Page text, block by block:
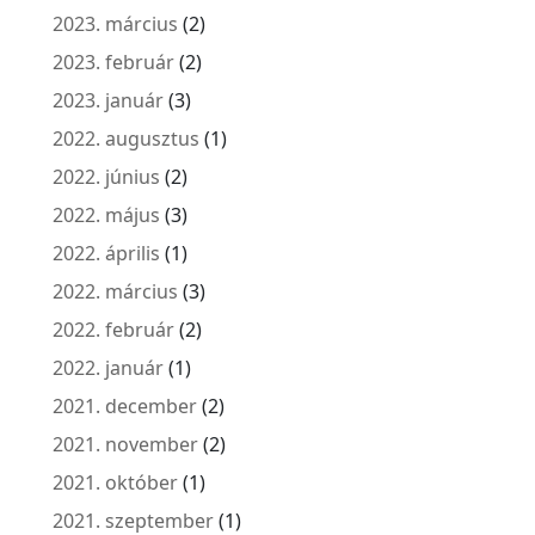
2023. március (2)
2023. február(2)
2023. január(3)
2022. augusztus (1)
2022. június (2)
2022. május (3)
2022. április (1)
2022. március (3)
2022. február(2)
2022. január(1)
2021. december(2)
2021. november(2)
2021. október(1)
2021. szeptember(1)